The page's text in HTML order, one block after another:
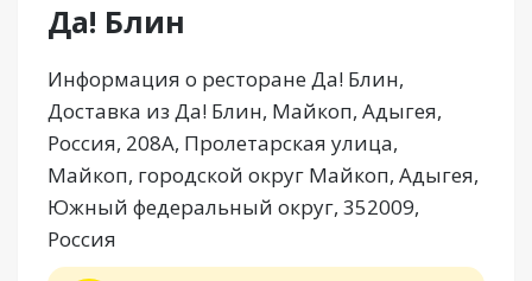
Да! Блин
Информация о ресторане Да! Блин,
Доставка из Да! Блин, Майкоп, Адыгея,
Россия, 208А, Пролетарская улица,
Майкоп, городской округ Майкоп, Адыгея,
Южный федеральный округ, 352009,
Россия